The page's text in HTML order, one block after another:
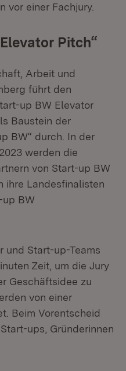
vor einer Fachjury.
Pitch“
Arbeit und
führt den
up BW Elevator
Baustein der
BW“ durch. In der
werden die
von Start-up BW
ihre Landesfinalisten
up BW
und Start-up-Teams
Zeit, um die Jury
Geschäftsidee zu
von einer
Beim Vorentscheid
ups, Gründerinnen